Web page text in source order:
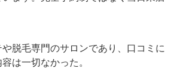
脱毛専門のサロンであり、口コミに
は一切なかった。